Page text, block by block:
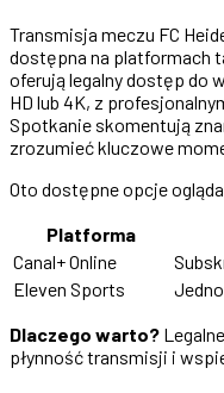
Transmisja meczu FC
dostępna na platformach
oferują legalny dostęp do
HD lub 4K, z
Spotkanie skomentują
zrozumieć kluczowe
Oto dostępne opcje
Platforma
Canal+ Online
Eleven Sports
Dlaczego warto?
płynność transmisji i